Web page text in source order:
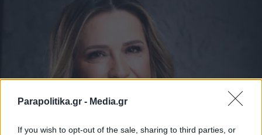
Parapolitika.gr - Media.gr
If you wish to opt-out of the sale, sharing to third parties, or